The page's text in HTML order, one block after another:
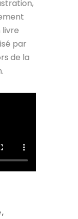
livre
par
de la